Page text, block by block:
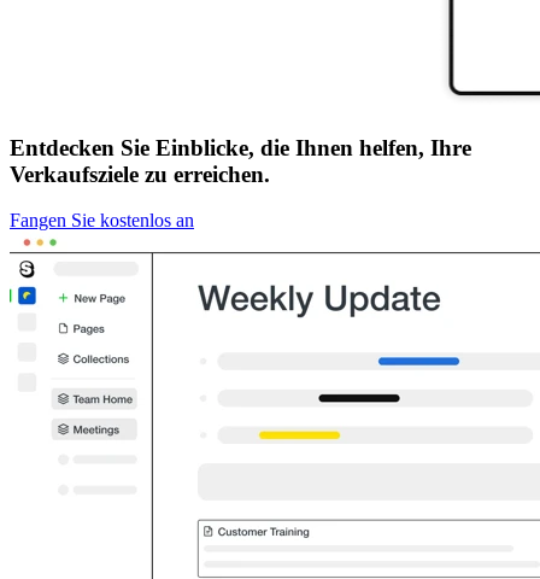
Entdecken Sie Einblicke, die Ihnen helfen, Ihre
Verkaufsziele zu erreichen.
Fangen Sie kostenlos an